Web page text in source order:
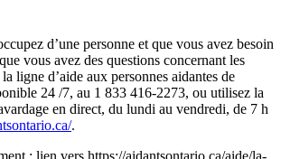
d’une personne et que vous avez besoin
vous avez des questions concernant les
ligne d’aide aux personnes aidantes de
24 /7, au 1 833 416-2273, ou utilisez la
en direct, du lundi au vendredi, de 7 h
.